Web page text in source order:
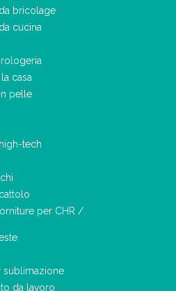
bricolage
cucina
casa
pelle
tech
per CHR /
sublimazione
da lavoro